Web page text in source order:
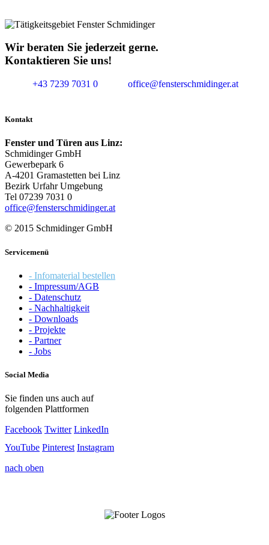
Wir beraten Sie jederzeit gerne.
Kontaktieren Sie uns!
+43 7239 7031 0 office@fensterschmidinger.at
Kontakt
Fenster und Türen aus Linz:
Schmidinger GmbH
Gewerbepark 6
A-4201 Gramastetten bei Linz
Bezirk Urfahr Umgebung
Tel 07239 7031 0
office@fensterschmidinger.at
© 2015 Schmidinger GmbH
Servicemenü
- Infomaterial bestellen
- Impressum/AGB
- Datenschutz
- Nachhaltigkeit
- Downloads
- Projekte
- Partner
- Jobs
Social Media
Sie finden uns auch auf
folgenden Plattformen
Facebook Twitter LinkedIn
YouTube Pinterest Instagram
nach oben